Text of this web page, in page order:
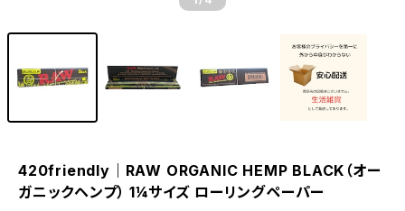
420friendly｜RAW ORGANIC HEMP BLACK（オー
ガニックヘンプ） 1¼サイズ ローリングペーパー